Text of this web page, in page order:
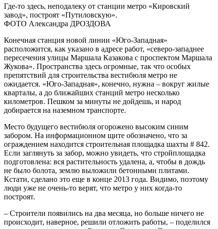
Где-то здесь, неподалеку от станции метро «Кировский
завод», построят «Путиловскую».
ФОТО Александра ДРОЗДОВА
Конечная станция новой линии «Юго-Западная»
расположится, как указано в адресе работ, «северо-западнее
пересечения улицы Маршала Казакова с проспектом Маршала
Жукова». Пространства здесь огромные, так что особых
препятствий для строительства вестибюля метро не
ожидается. «Юго-Западная», конечно, нужна – вокруг жилые
кварталы, а до ближайших станций метро несколько
километров. Пешком за минуты не дойдешь, и народ
добирается на наземном транспорте.
Место будущего вестибюля огорожено высоким синим
забором. На информационном щите обозначено, что за
ограждением находится строительная площадка шахты # 842.
Если заглянуть за забор, можно увидеть, что стройплощадка
подготовлена: вся растительность удалена, а, чтобы в дождь
не было болота, землю выложили бетонными плитами.
Кстати, сделано это еще в конце 2013 года. Видимо, поэтому
люди уже не очень-то верят, что метро у них когда-то
построят.
– Строители появились на два месяца, но больше ничего не
происходит, наверное, решили отложить работы, – поделился